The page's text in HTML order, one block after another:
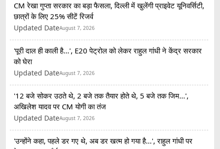
CM रेखा गुप्ता सरकार का बड़ा फैसला, दिल्ली में खुलेंगी प्राइवेट यूनिवर्सिटी,
छात्रों के लिए 25% सीटें रिजर्व
Updated DateAugust 7, 2026
'पूरी दाल ही काली है...', E20 पेट्रोल को लेकर राहुल गांधी ने केंद्र सरकार
को घेरा
Updated DateAugust 7, 2026
'12 बजे सोकर उठते थे, 2 बजे तक तैयार होते थे, 5 बजे तक जिम...',
अखिलेश यादव पर CM योगी का तंज
Updated DateAugust 7, 2026
'उन्होंने कहा, पहले डर गए थे, अब डर खत्म हो गया है...', राहुल गांधी पर